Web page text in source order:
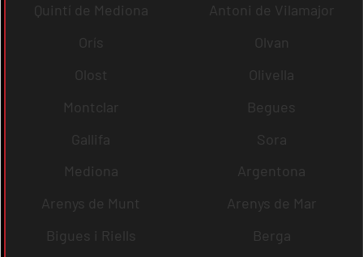
Quintí de Mediona
Antoni de Vilamajor
Orís
Olvan
Olost
Olivella
Montclar
Begues
Gallifa
Sora
Mediona
Argentona
Arenys de Munt
Arenys de Mar
Bigues i Riells
Berga